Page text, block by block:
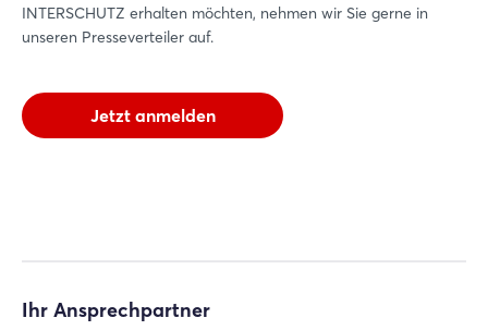
INTERSCHUTZ erhalten möchten, nehmen wir Sie gerne in
unseren Presseverteiler auf.
Jetzt anmelden
Ihr Ansprechpartner